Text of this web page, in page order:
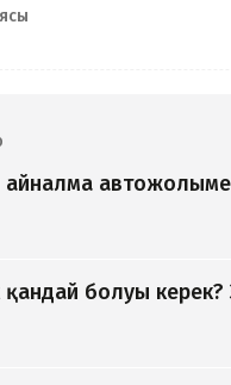
қандай болуы керек?